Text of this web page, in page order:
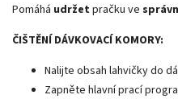
Pomáhá udržetpračku ve
ČIŠTĚNÍ DÁVKOVACÍ KOMORY:
Nalijte obsah lahvičky do
Zapněte hlavní prací